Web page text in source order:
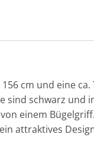
cm und eine ca.
sind schwarz und
einem
attraktives